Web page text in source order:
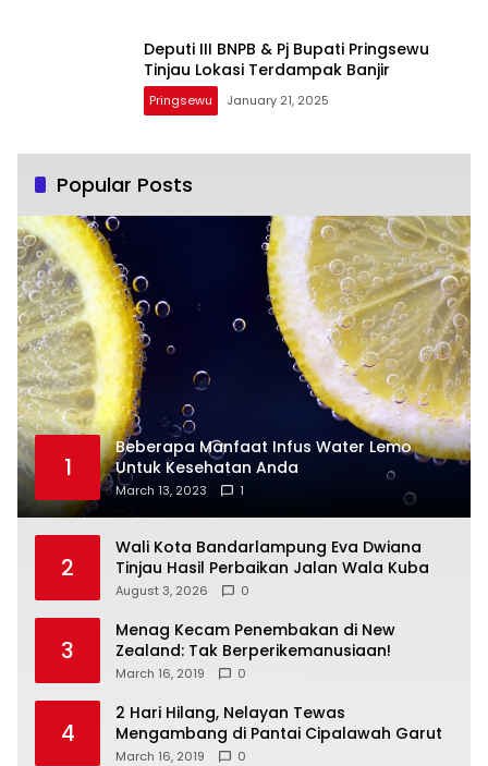
Deputi III BNPB & Pj Bupati Pringsewu
Tinjau Lokasi Terdampak Banjir
Pringsewu January 21, 2025
Popular Posts
1
Beberapa Manfaat Infus Water Lemo
Untuk Kesehatan Anda
March 13, 2023 1
2
Wali Kota Bandarlampung Eva Dwiana
Tinjau Hasil Perbaikan Jalan Wala Kuba
August 3, 2026 0
3
Menag Kecam Penembakan di New
Zealand: Tak Berperikemanusiaan!
March 16, 2019 0
4
2 Hari Hilang, Nelayan Tewas
Mengambang di Pantai Cipalawah Garut
March 16, 2019 0